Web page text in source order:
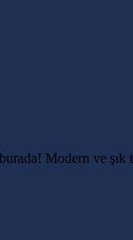
Modern ve şık